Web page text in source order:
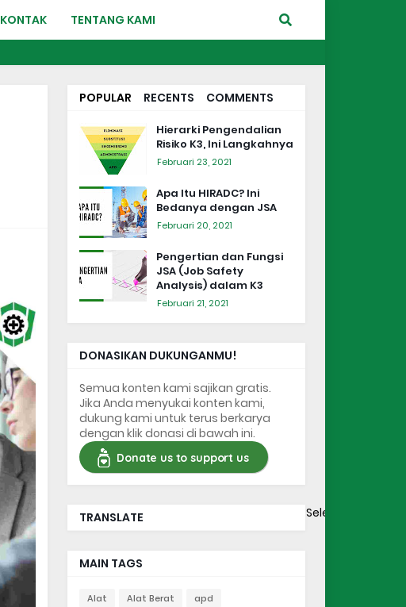
KONTAK TENTANG KAMI
POPULAR RECENTS COMMENTS
Hierarki Pengendalian
Risiko K3, Ini Langkahnya
Februari 23, 2021
Apa Itu HIRADC? Ini
Bedanya dengan JSA
Februari 20, 2021
Pengertian dan Fungsi
JSA (Job Safety
Analysis) dalam K3
Februari 21, 2021
DONASIKAN DUKUNGANMU!
Semua konten kami sajikan gratis.
Jika Anda menyukai konten kami,
dukung kami untuk terus berkarya
dengan klik donasi di bawah ini.
Donate us to support us
TRANSLATE Select Language
MAIN TAGS
Alat Alat Berat
apd